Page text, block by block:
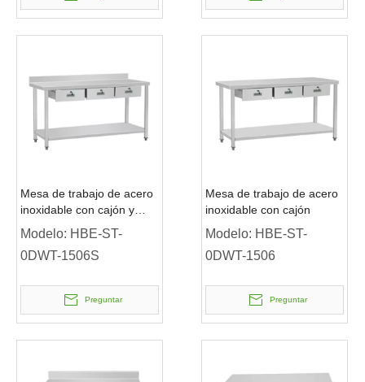
Mesa de trabajo de acero
inoxidable con cajón y
protector contra
salpicaduras
Modelo: HBE-ST-
0DWT-1506S
Preguntar
Mesa de trabajo de acero
inoxidable con cajón
Modelo: HBE-ST-
0DWT-1506
Preguntar